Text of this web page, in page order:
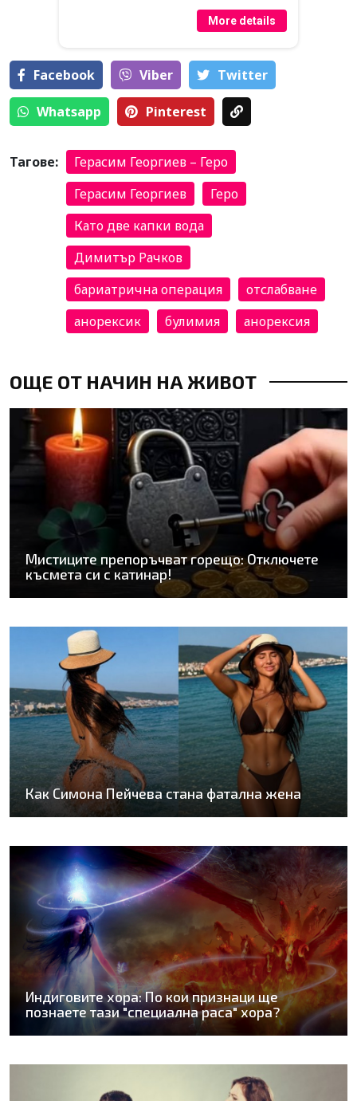
More details
Facebook Viber Тwitter
Whatsapp Pinterest
Тагове:
Герасим Георгиев – Геро
Герасим Георгиев
Геро
Като две капки вода
Димитър Рачков
бариатрична операция
отслабване
анорексик
булимия анорексия
ОЩЕ ОТ НАЧИН НА ЖИВОТ
Мистиците препоръчват горещо: Отключете
късмета си с катинар!
Как Симона Пейчева стана фатална жена
Индиговите хора: По кои признаци ще
познаете тази "специална раса" хора?